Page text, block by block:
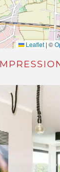
Leaflet | ©